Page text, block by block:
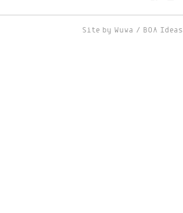
Site by Wuwa / BOA Ideas